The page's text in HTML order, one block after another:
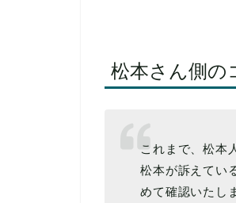
松本さん側の
これまで、松本
松本が訴えてい
めて確認いたし